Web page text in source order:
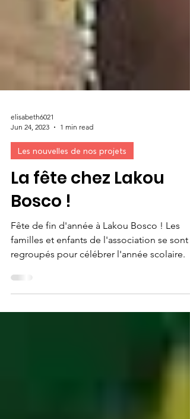
elisabeth6021
Jun 24, 2023
1 min read
Les nouvelles de nos projets
La fête chez Lakou
Bosco !
Fête de fin d'année à Lakou Bosco ! Les
familles et enfants de l'association se sont